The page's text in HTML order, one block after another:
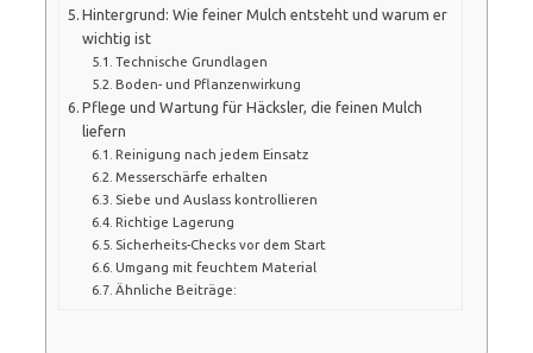
Hintergrund: Wie feiner Mulch entsteht und warum er
wichtig ist
Technische Grundlagen
Boden- und Pflanzenwirkung
Pflege und Wartung für Häcksler, die feinen Mulch
liefern
Reinigung nach jedem Einsatz
Messerschärfe erhalten
Siebe und Auslass kontrollieren
Richtige Lagerung
Sicherheits-Checks vor dem Start
Umgang mit feuchtem Material
Ähnliche Beiträge: